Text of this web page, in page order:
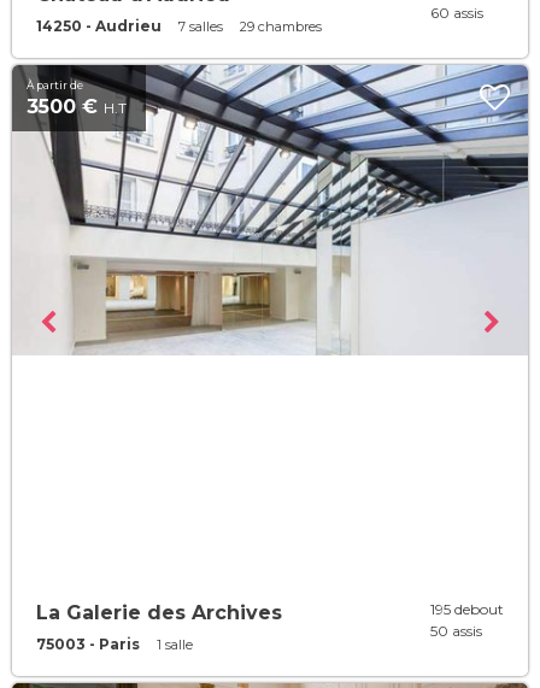
14250 - Audrieu 7 salles 29 chambres
60 assis
À partir de
3500 € H.T
La Galerie des Archives
75003 - Paris 1 salle
195 debout
50 assis